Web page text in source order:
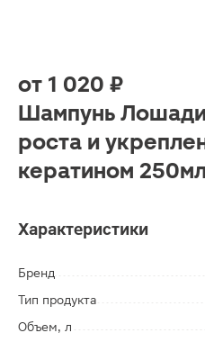
от 1 020 ₽
Шампунь
роста и
кератином 250мл
Характеристики
Бренд
Тип продукта
Объем, л